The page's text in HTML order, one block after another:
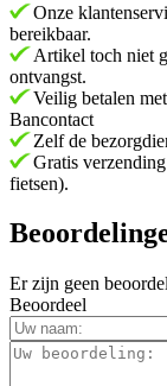
Onze
bereikbaar.
Artikel toch niet
ontvangst.
Veilig betalen
Bancontact
Zelf de
Gratis
fietsen).
Er zijn geen
Beoordeel